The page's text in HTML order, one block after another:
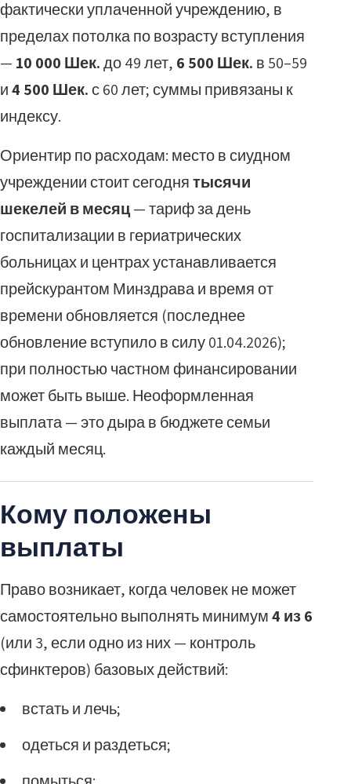
фактически уплаченной учреждению, в
пределах потолка по возрасту вступления
— 10 000 Шек.до 49 лет, 6 500 Шек. в 50–59
и4 500 Шек.с 60 лет; суммы привязаны к
индексу.
Ориентир по расходам: место в сиудном
учреждении стоит сегоднятысячи
шекелей в месяц— тариф за день
госпитализации в гериатрических
больницах и центрах устанавливается
прейскурантом Минздрава и время от
времени обновляется (последнее
обновление вступило в силу 01.04.2026);
при полностью частном финансировании
может быть выше. Неоформленная
выплата — это дыра в бюджете семьи
каждый месяц.
Кому положены
выплаты
Право возникает, когда человек не может
самостоятельно выполнять минимум4 из 6
(или 3, если одно из них — контроль
сфинктеров) базовых действий:
встать и лечь;
одеться и раздеться;